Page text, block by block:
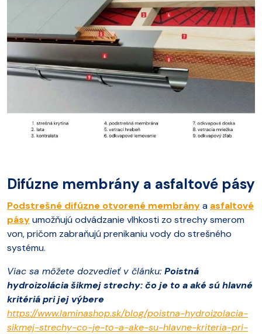
Difúzne membrány a asfaltové pásy
Podstrešné difúzne otvorené membránya asfaltové
pásyumožňujú odvádzanie vlhkosti zo strechy smerom
von, pričom zabraňujú prenikaniu vody do strešného
systému.
Viac sa môžete dozvedieť v článku: Poistná
hydroizolácia šikmej strechy: čo je to a aké sú hlavné
kritériá pri jej výbere
https://www.laminashop.sk/blog/poistna-hydroizolacia-
sikmej-strechy-co-je-to-a-ake-su-hlavne-kriteria-pri-